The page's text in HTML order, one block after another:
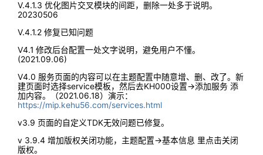
V.4.1.3 优化图片交叉模块的间距，删除一处多于说明。
20230506
V.4.1.2 修复已知问题
V4.1 修改后台配置一处文字说明，避免用户不懂。
(2021.09.06)
V4.0 服务页面的内容可以在主题配置中随意增、删、改了。新
建页面时选择service模板，然后去KH000设置->添加服务 添
加内容。（2021.06.18）演示：
https://mip.kehu56.com/services.html
v3.9 页面的自定义TDK无效问题已修复。
v 3.9.4 增加版权关闭功能，主题配置->基本信息 里点击关闭
版权。